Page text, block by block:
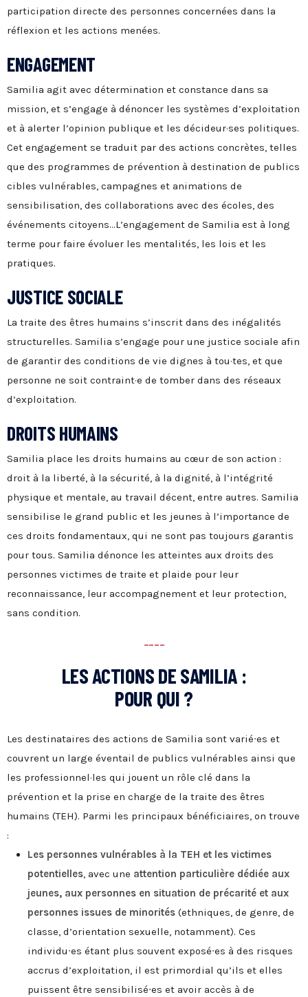
participation directe des personnes concernées dans la
réflexion et les actions menées.
ENGAGEMENT
Samilia agit avec détermination et constance dans sa
mission, et s’engage à dénoncer les systèmes d’exploitation
et à alerter l’opinion publique et les décideur·ses politiques.
Cet engagement se traduit par des actions concrètes, telles
que des programmes de prévention à destination de publics
cibles vulnérables, campagnes et animations de
sensibilisation, des collaborations avec des écoles, des
événements citoyens…L’engagement de Samilia est à long
terme pour faire évoluer les mentalités, les lois et les
pratiques.
JUSTICE SOCIALE
La traite des êtres humains s’inscrit dans des inégalités
structurelles. Samilia s’engage pour une justice sociale afin
de garantir des conditions de vie dignes à tou·tes, et que
personne ne soit contraint·e de tomber dans des réseaux
d’exploitation.
DROITS HUMAINS
Samilia place les droits humains au cœur de son action :
droit à la liberté, à la sécurité, à la dignité, à l’intégrité
physique et mentale, au travail décent, entre autres. Samilia
sensibilise le grand public et les jeunes à l’importance de
ces droits fondamentaux, qui ne sont pas toujours garantis
pour tous. Samilia dénonce les atteintes aux droits des
personnes victimes de traite et plaide pour leur
reconnaissance, leur accompagnement et leur protection,
sans condition.
----
LES ACTIONS DE SAMILIA :
POUR QUI ?
Les destinataires des actions de Samilia sont varié∙es et
couvrent un large éventail de publics vulnérables ainsi que
les professionnel·les qui jouent un rôle clé dans la
prévention et la prise en charge de la traite des êtres
humains (TEH). Parmi les principaux bénéficiaires, on trouve
:
Les personnes vulnérables à la TEH et les victimes
potentielles, avec une attention particulière dédiée aux
jeunes, aux personnes en situation de précarité et aux
personnes issues de minorités (ethniques, de genre, de
classe, d’orientation sexuelle, notamment). Ces
individu∙es étant plus souvent exposé∙es à des risques
accrus d’exploitation, il est primordial qu’ils et elles
puissent être sensibilisé∙es et avoir accès à de